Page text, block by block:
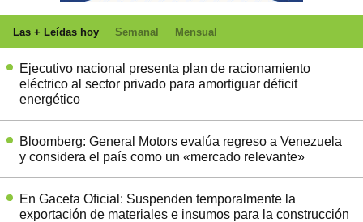
Las + Leídas hoy Semanal Mensual
Ejecutivo nacional presenta plan de racionamiento
eléctrico al sector privado para amortiguar déficit
energético
Bloomberg: General Motors evalúa regreso a Venezuela
y considera el país como un «mercado relevante»
En Gaceta Oficial: Suspenden temporalmente la
exportación de materiales e insumos para la construcción